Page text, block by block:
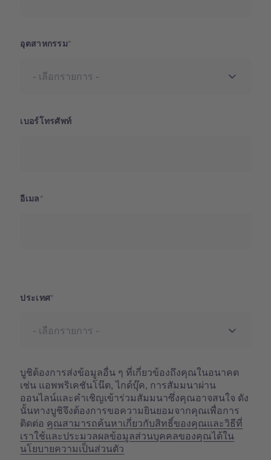
อุตสาหกรรม
เบอร์โทรศัพท์
อีเมล
ประเทศ
บูชิต้องการส่งข้อมูลอื่น ๆ ที่เกี่ยวข้องถึงคุณในอนาคต
เช่น แอพพริเคชันโน๊ต, ไกด์บุ๊ค, การสัมมนาผ่าน
ออนไลน์และคำเชิญเข้าร่วมสัมมนาซึ่งคุณอาจสนใจ ดัง
นั้นทางบูชิจึงต้องการขอความยินยอมจากคุณเพื่อการ
ติดต่อ คุณสามารถค้นหาเกี่ยวกับสิทธิ์ของคุณและวิธีที่
เราใช้และประมวลผลข้อมูลส่วนบุคคลของคุณได้ใน
นโยบายความเป็นส่วนตัว